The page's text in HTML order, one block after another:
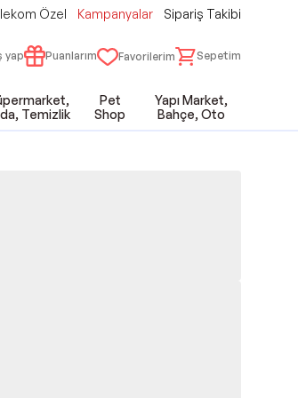
Özel Kampanyalar Sipariş Takibi
yap Puanlarım Favorilerim Sepetim
Temizlik
Pet
Shop
Yapı Market,
Bahçe, Oto